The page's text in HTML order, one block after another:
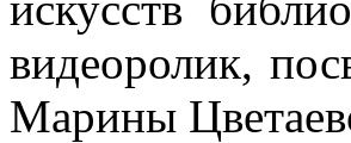
видеоролик,
Марины